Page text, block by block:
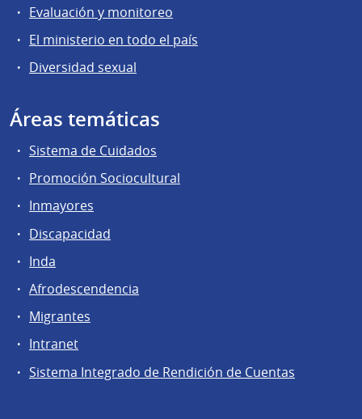
Evaluación y monitoreo
El ministerio en todo el país
Diversidad sexual
Áreas temáticas
Sistema de Cuidados
Promoción Sociocultural
Inmayores
Discapacidad
Inda
Afrodescendencia
Migrantes
Intranet
Sistema Integrado de Rendición de Cuentas